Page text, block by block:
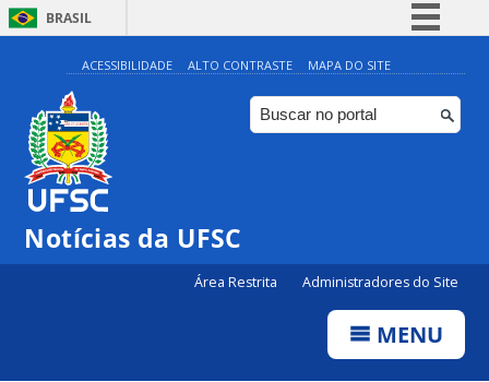
BRASIL
Simplifique!
Comunica BR
Participe
ACESSIBILIDADE ALTO CONTRASTE MAPA DO SITE
Notícias da UFSC
Área Restrita Administradores do Site
MENU